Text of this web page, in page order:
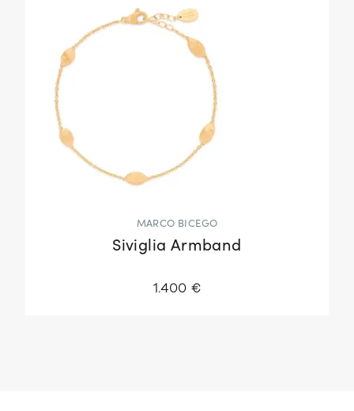
MARCO BICEGO
Siviglia Armband
1.400 €